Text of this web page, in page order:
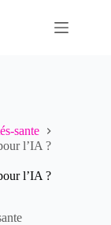
sante
l’IA ?
l’IA ?